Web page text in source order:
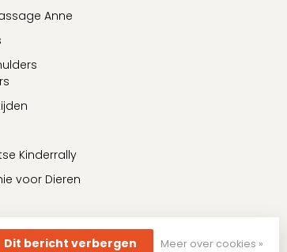
Anne
Kinderrally
voor Dieren
Dit bericht verbergen Meer over cookies »